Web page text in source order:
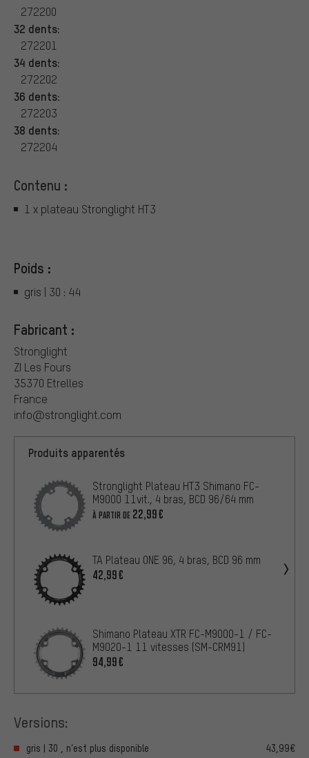
272200
32 dents:
272201
34 dents:
272202
36 dents:
272203
38 dents:
272204
Contenu :
1 x plateau Stronglight HT3
Poids :
gris | 30 : 44
Fabricant :
Stronglight
ZI Les Fours
35370 Etrelles
France
info@stronglight.com
Produits apparentés
Stronglight Plateau HT3 Shimano FC-
M9000 11vit., 4 bras, BCD 96/64 mm
À PARTIR DE 22,99€
TA Plateau ONE 96, 4 bras, BCD 96 mm
42,99€
Shimano Plateau XTR FC-M9000-1 / FC-
M9020-1 11 vitesses (SM-CRM91)
94,99€
Versions:
gris | 30 , n’est plus disponible
43,99€